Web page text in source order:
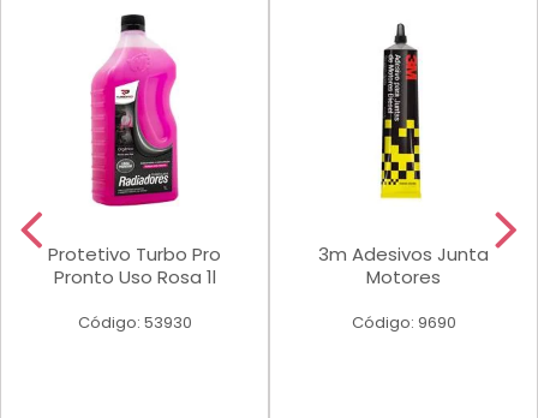
Protetivo Turbo Pro
Pronto Uso Rosa 1l
Código: 53930
3m Adesivos Junta
Motores
Código: 9690